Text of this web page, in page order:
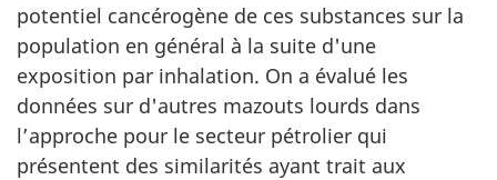
potentiel cancérogène de ces substances sur la
population en général à la suite d'une
exposition par inhalation. On a évalué les
données sur d'autres mazouts lourds dans
l’approche pour le secteur pétrolier qui
présentent des similarités ayant trait aux